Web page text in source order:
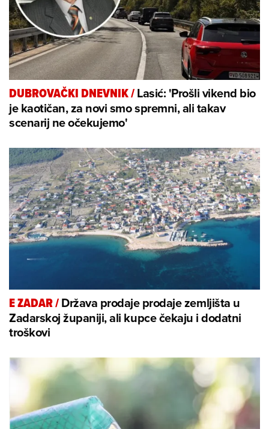
DUBROVAČKI DNEVNIK/Lasić: 'Prošli vikend bio
je kaotičan, za novi smo spremni, ali takav
scenarij ne očekujemo'
E ZADAR/Država prodaje prodaje zemljišta u
Zadarskoj županiji, ali kupce čekaju i dodatni
troškovi